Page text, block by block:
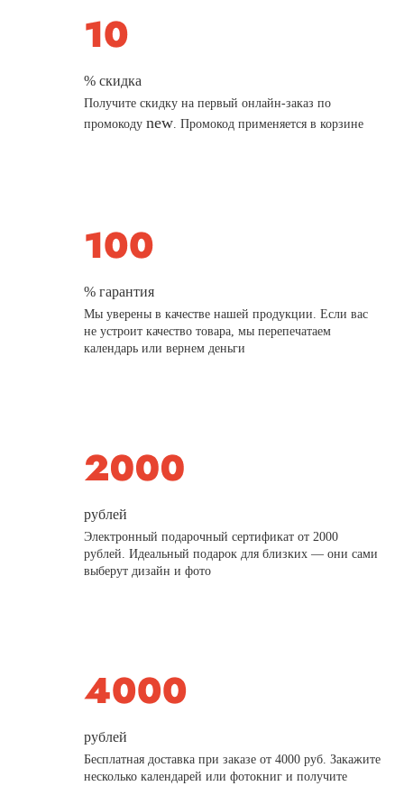
% скидка
Получите скидку на первый онлайн-заказ по
промокодуnew. Промокод применяется в корзине
% гарантия
Мы уверены в качестве нашей продукции. Если вас
не устроит качество товара, мы перепечатаем
календарь или вернем деньги
рублей
Электронный подарочный сертификат от 2000
рублей. Идеальный подарок для близких — они сами
выберут дизайн и фото
рублей
Бесплатная доставка при заказе от 4000 руб. Закажите
несколько календарей или фотокниг и получите